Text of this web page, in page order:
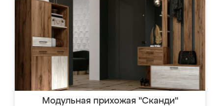
Модульная прихожая "Сканди"